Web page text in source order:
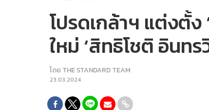
โปรดเกล้าฯ แต่งตั้ง
ใหม่ ‘สิทธิโชติ อินทร
โดย THE STANDARD TEAM
23.03.2024